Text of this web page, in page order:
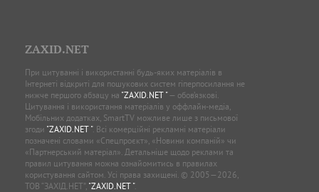
ZAXID.NET
При цитуванні і використанні будь-яких матеріалів в
Інтернеті відкриті для пошукових систем гіперпосилання не
нижче першого абзацу на "ZAXID.NET "— обов’язкові.
Цитування і використання матеріалів у оффлайн-медіа,
Мобільних додатках, SmartTV можливе лише з письмової
згоди "ZAXID.NET ". Всі комерційні рекламні матеріали
позначені словами «Спецпроєкт», «Новини компаній» чи
«Партнерський матеріал». Детальніше щодо реклами та
правил цитування можна ознайомитись в правилах
користування сайтом. Усі права захищені. © 2005—2026,
ТОВ “ЗАХІД.НЕТ”, "ZAXID.NET ".